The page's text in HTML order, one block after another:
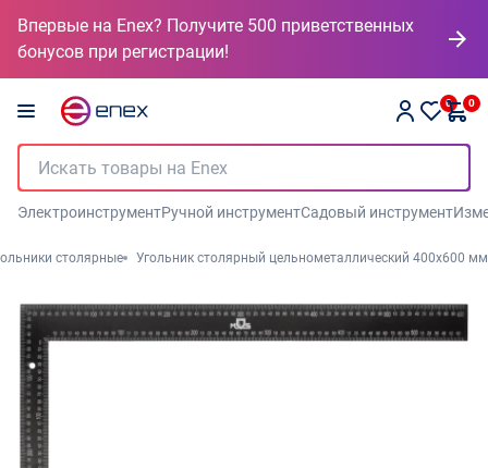
Впервые на Enex? Получите 500 приветственных
бонусов при регистрации!
0 0
ЭлектроинструментРучной инструментСадовый инструмент
столярные Угольник столярный цельнометаллический 400х600 мм